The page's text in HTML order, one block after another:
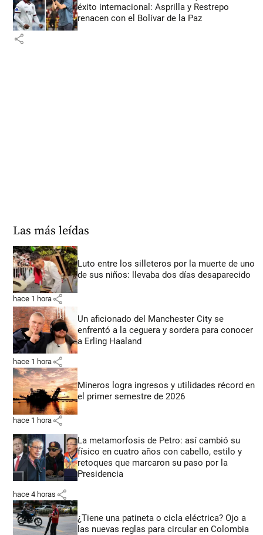
éxito internacional: Asprilla y Restrepo
renacen con el Bolívar de la Paz
share
Las más leídas
Luto entre los silleteros por la muerte de uno
de sus niños: llevaba dos días desaparecido
hace 1 hora share
Un aficionado del Manchester City se
enfrentó a la ceguera y sordera para conocer
a Erling Haaland
hace 1 hora share
Mineros logra ingresos y utilidades récord en
el primer semestre de 2026
hace 1 hora share
La metamorfosis de Petro: así cambió su
físico en cuatro años con cabello, estilo y
retoques que marcaron su paso por la
Presidencia
hace 4 horas share
¿Tiene una patineta o cicla eléctrica? Ojo a
las nuevas reglas para circular en Colombia